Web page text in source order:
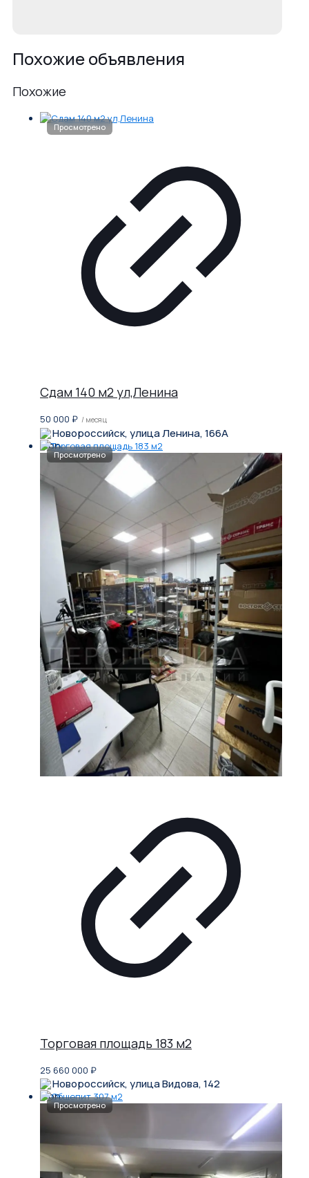
Похожие объявления
Похожие
Сдам 140 м2 ул,Ленина
50 000 ₽ / месяц
Новороссийск, улица Ленина, 166А
Торговая площадь 183 м2
25 660 000 ₽
Новороссийск, улица Видова, 142